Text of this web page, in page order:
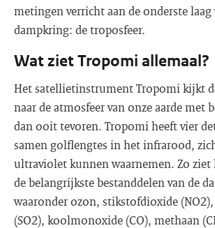
metingen verricht aan de onderste laag
dampkring: de troposfeer.
Wat ziet Tropomi allemaal?
Het satellietinstrument Tropomi kijkt
naar de atmosfeer van onze aarde met
dan ooit tevoren. Tropomi heeft vier
samen golflengtes in het infrarood,
ultraviolet kunnen waarnemen. Zo
de belangrijkste bestanddelen van de
waaronder ozon, stikstofdioxide
(SO2), koolmonoxide (CO), methaan